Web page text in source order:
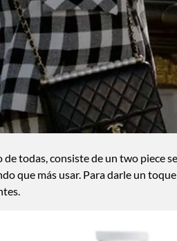
todas, consiste de un two piece
que más usar. Para darle un